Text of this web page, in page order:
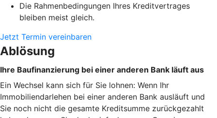
Die Rahmenbedingungen Ihres Kreditvertrages
bleiben meist gleich.
Jetzt Termin vereinbaren
Ablösung
Ihre Baufinanzierung bei einer anderen Bank läuft aus
Ein Wechsel kann sich für Sie lohnen: Wenn Ihr
Immobiliendarlehen bei einer anderen Bank ausläuft und
Sie noch nicht die gesamte Kreditsumme zurückgezahlt